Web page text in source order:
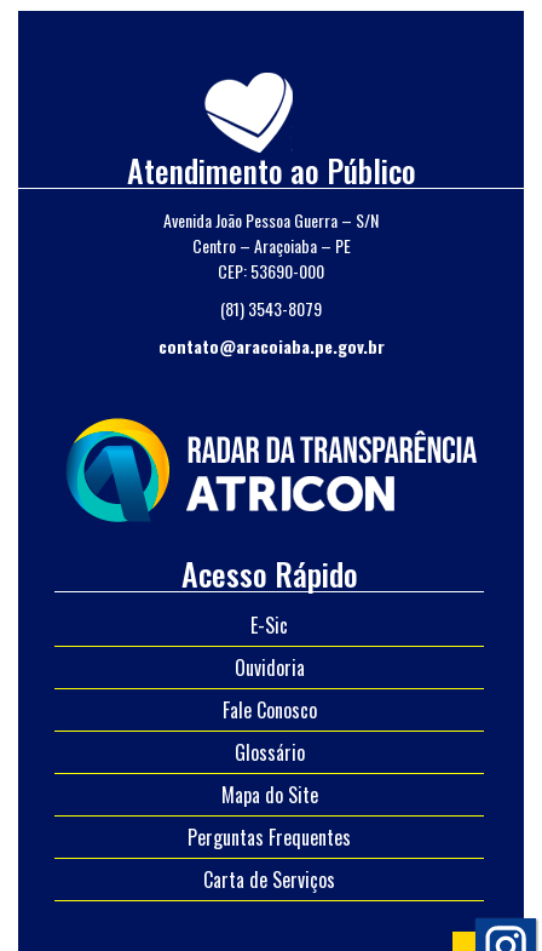
Atendimento ao Público
Avenida João Pessoa Guerra – S/N
Centro – Araçoiaba – PE
CEP: 53690-000
(81) 3543-8079
contato@aracoiaba.pe.gov.br
Acesso Rápido
E-Sic
Ouvidoria
Fale Conosco
Glossário
Mapa do Site
Perguntas Frequentes
Carta de Serviços